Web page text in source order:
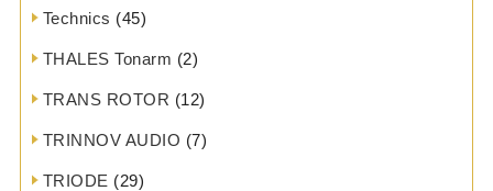
Technics (45)
THALES Tonarm (2)
TRANS ROTOR (12)
TRINNOV AUDIO (7)
TRIODE (29)